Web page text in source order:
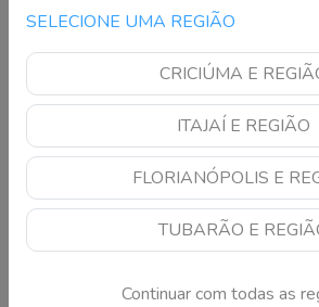
SELECIONE UMA REGIÃO
CRICIÚMA E
ITAJAÍ E REGIÃO
FLORIANÓPOLIS E
TUBARÃO E
Continuar com todas as
ACAFE LUCIANE CERETTA MANCHETE